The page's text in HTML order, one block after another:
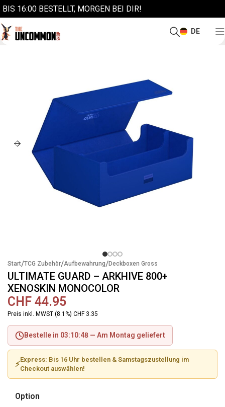
BIS 16:00 BESTELLT, MORGEN BEI DIR!
DE
Start/TCG Zubehör/Aufbewahrung/Deckboxen Gross
ULTIMATE GUARD – ARKHIVE 800+
XENOSKIN MONOCOLOR
CHF 44.95
Preis inkl. MWST (8.1%) CHF 3.35
Bestelle in 03:10:48 — Am Montag geliefert
⚡Express: Bis 16 Uhr bestellen & Samstagszustellung im
Checkout auswählen!
Option